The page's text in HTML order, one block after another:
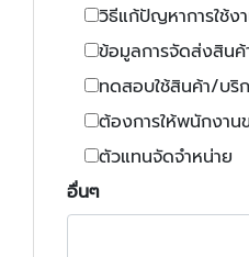
วิธีแก้ปัญหาการใช้ง
ข้อมูลการจัดส่งสินค้
ทดสอบใช้สินค้า/บริ
ต้องการให้พนักงา
ตัวแทนจัดจำหน่าย
อื่นๆ